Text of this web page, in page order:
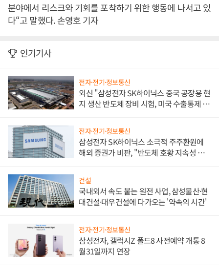
분야에서 리스크와 기회를 포착하기 위한 행동에 나서고 있
다“고 말했다. 손영호 기자
인기기사
전자·전기·정보통신
외신 "삼성전자 SK하이닉스 중국 공장용 현
지 생산 반도체 장비 시험, 미국 수출통제 대
전자·전기·정보통신
삼성전자 SK하이닉스 소극적 주주환원에
해외 증권가 비판, "반도체 호황 지속성 의
건설
국내외서 속도 붙는 원전 사업, 삼성물산·현
대건설·대우건설에 다가오는 '약속의 시간'
전자·전기·정보통신
삼성전자, 갤럭시Z 폴드8 사전예약 개통 8
월31일까지 연장